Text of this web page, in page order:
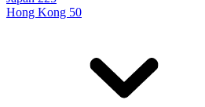
Hong Kong 50